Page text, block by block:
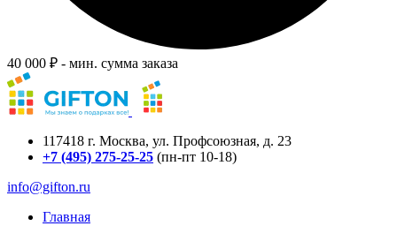
40 000 ₽ - мин. сумма заказа
117418 г. Москва, ул. Профсоюзная, д. 23
+7 (495) 275-25-25 (пн-пт 10-18)
info@gifton.ru
Главная